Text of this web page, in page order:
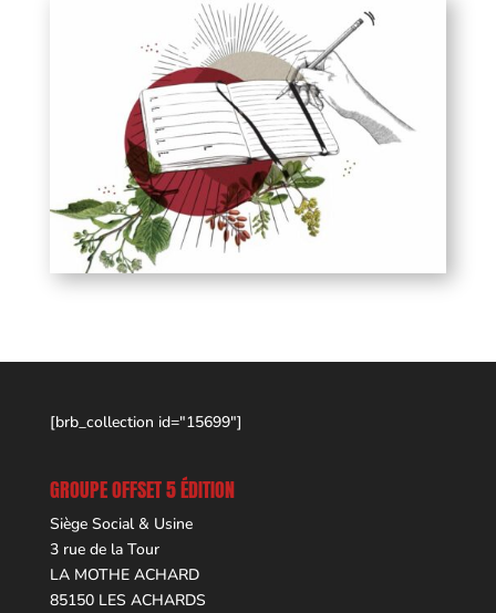
[brb_collection id="15699"]
GROUPE OFFSET 5 ÉDITION
Siège Social & Usine
3 rue de la Tour
LA MOTHE ACHARD
85150 LES ACHARDS